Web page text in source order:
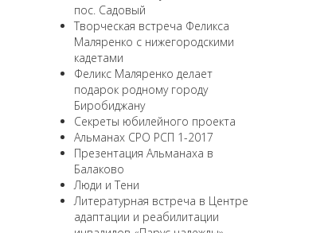
пос. Садовый
Творческая встреча Феликса
Маляренко с нижегородскими
кадетами
Феликс Маляренко делает
подарок родному городу
Биробиджану
Секреты юбилейного проекта
Альманах СРО РСП 1-2017
Презентация Альманаха в
Балаково
Люди и Тени
Литературная встреча в Центре
адаптации и реабилитации